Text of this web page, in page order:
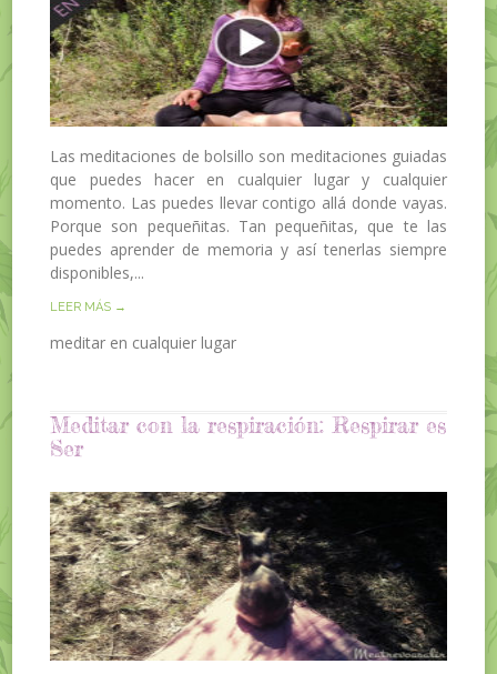
Las meditaciones de bolsillo son meditaciones guiadas
que puedes hacer en cualquier lugar y cualquier
momento. Las puedes llevar contigo allá donde vayas.
Porque son pequeñitas. Tan pequeñitas, que te las
puedes aprender de memoria y así tenerlas siempre
disponibles,...
LEER MÁS →
meditar en cualquier lugar
Meditar con la respiración: Respirar es
Ser